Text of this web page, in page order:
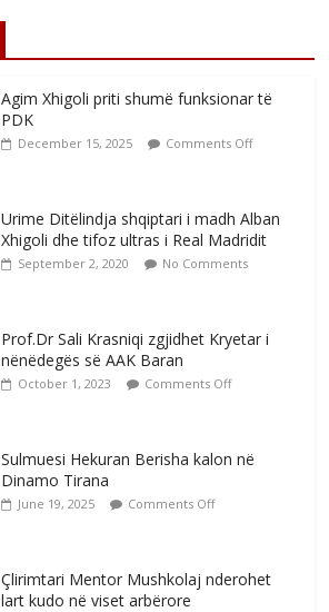
Agim Xhigoli priti shumë funksionar të
PDK
December 15, 2025 Comments Off
Urime Ditëlindja shqiptari i madh Alban
Xhigoli dhe tifoz ultras i Real Madridit
September 2, 2020 No Comments
Prof.Dr Sali Krasniqi zgjidhet Kryetar i
nënëdegës së AAK Baran
October 1, 2023 Comments Off
Sulmuesi Hekuran Berisha kalon në
Dinamo Tirana
June 19, 2025 Comments Off
Çlirimtari Mentor Mushkolaj nderohet
lart kudo në viset arbërore